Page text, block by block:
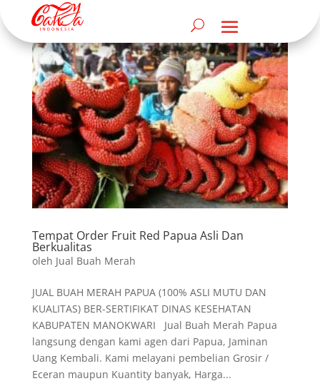
Tempat Order Fruit Red Papua Asli Dan
Berkualitas
oleh Jual Buah Merah
JUAL BUAH MERAH PAPUA (100% ASLI MUTU DAN
KUALITAS) BER-SERTIFIKAT DINAS KESEHATAN
KABUPATEN MANOKWARI Jual Buah Merah Papua
langsung dengan kami agen dari Papua, Jaminan
Uang Kembali. Kami melayani pembelian Grosir /
Eceran maupun Kuantity banyak, Harga...